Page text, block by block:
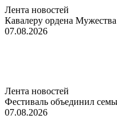
Лента новостей
Кавалеру ордена
07.08.2026
Лента новостей
Фестиваль объединил
07.08.2026